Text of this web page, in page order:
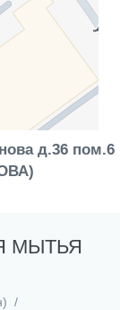
д.36 пом.6
МЫТЬЯ
/